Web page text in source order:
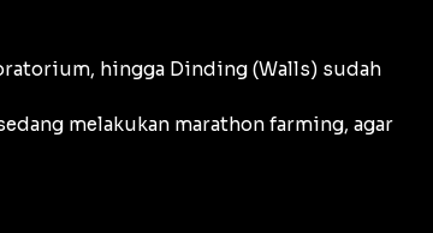
hingga Dinding (Walls) sudah
melakukan marathon farming, agar